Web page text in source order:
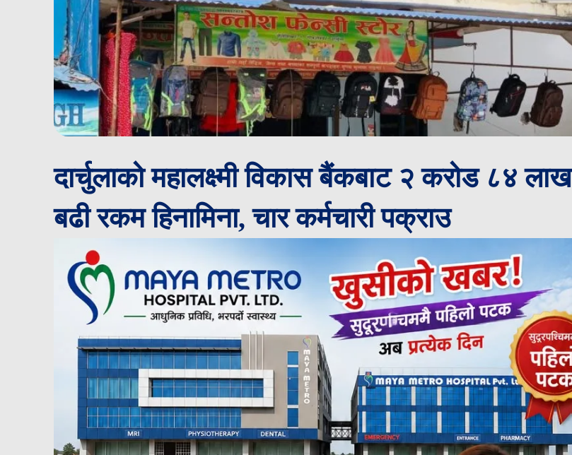
दार्चुलाको महालक्ष्मी विकास बैंकबाट २ करोड ८४ लाख
बढी रकम हिनामिना, चार कर्मचारी पक्राउ